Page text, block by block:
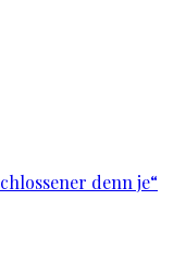
denn je“